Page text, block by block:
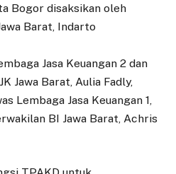
Bogor disaksikan oleh
Barat, Indarto
Jasa Keuangan 2 dan
Jawa Barat, Aulia Fadly,
Lembaga Jasa Keuangan 1,
BI Jawa Barat, Achris